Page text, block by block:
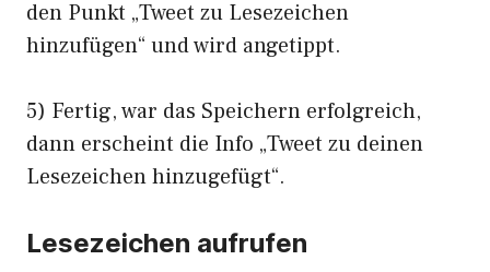
den Punkt „Tweet zu Lesezeichen
hinzufügen“ und wird angetippt.
5) Fertig, war das Speichern erfolgreich,
dann erscheint die Info „Tweet zu deinen
Lesezeichen hinzugefügt“.
Lesezeichen aufrufen